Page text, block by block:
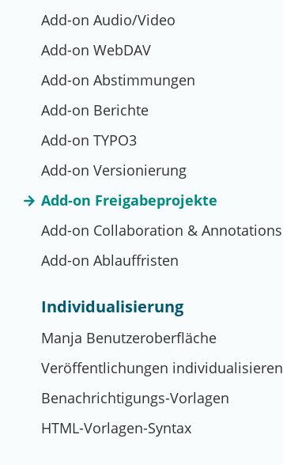
Add-on Audio/Video
Add-on WebDAV
Add-on Abstimmungen
Add-on Berichte
Add-on TYPO3
Add-on Versionierung
Add-on Freigabeprojekte
Add-on Collaboration & Annotations
Add-on Ablauffristen
Individualisierung
Manja Benutzeroberfläche
Veröffentlichungen individualisieren
Benachrichtigungs-Vorlagen
HTML-Vorlagen-Syntax